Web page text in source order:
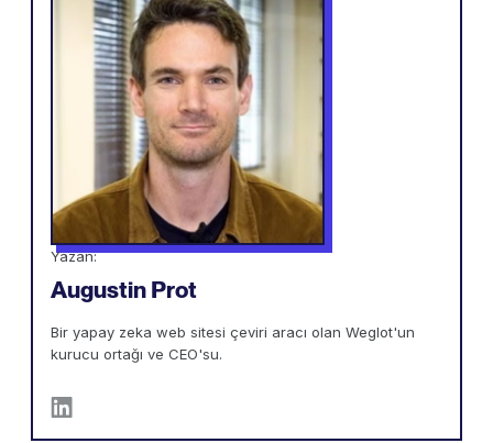
Yazan:
Augustin Prot
Bir yapay zeka web sitesi çeviri aracı olan Weglot'un
kurucu ortağı ve CEO'su.